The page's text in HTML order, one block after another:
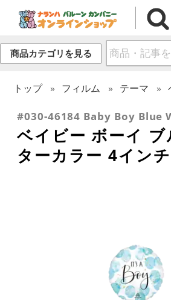
商品カテゴリを見る
トップ フィルム テーマ
#030-46184 Baby Boy Blue
ベイビー ボーイ ブ
ターカラー 4インチ